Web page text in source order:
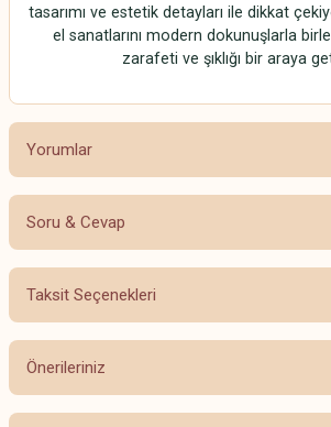
tasarımı ve estetik detayları ile dikkat
el sanatlarını modern dokunuşlarla
zarafeti ve şıklığı bir araya
Yorumlar
Bu ürüne ilk yorumu siz
Soru & Cevap
Ürün hakkında henüz soru
Taksit Seçenekleri
Önerileriniz